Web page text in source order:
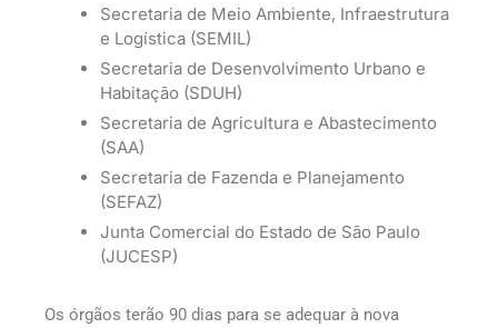
Secretaria de Meio Ambiente, Infraestrutura
e Logística (SEMIL)
Secretaria de Desenvolvimento Urbano e
Habitação (SDUH)
Secretaria de Agricultura e Abastecimento
(SAA)
Secretaria de Fazenda e Planejamento
(SEFAZ)
Junta Comercial do Estado de São Paulo
(JUCESP)
Os órgãos terão 90 dias para se adequar à nova